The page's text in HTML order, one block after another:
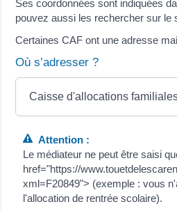
Ses coordonnées sont indiquées
pouvez aussi les rechercher sur le
Certaines CAF ont une adresse
Où s’adresser ?
Caisse d'allocations
Attention :
Le médiateur ne peut être saisi
href="https://
xml=F20849"> (exemple : vous
l'allocation de rentrée scolaire).